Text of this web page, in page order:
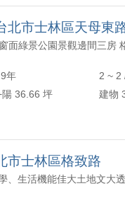
市士林區天母東
年
2 ~ 2
陽 36.66 坪
建物
士林區格致路